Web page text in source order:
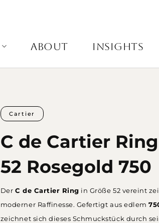
ABOUT INSIGHTS
Cartier
C de Cartier
52 Rosegold 750
Der C de Cartier Ring in Größe 52 vereint
moderner Raffinesse. Gefertigt aus edlem
zeichnet sich dieses Schmuckstück durch